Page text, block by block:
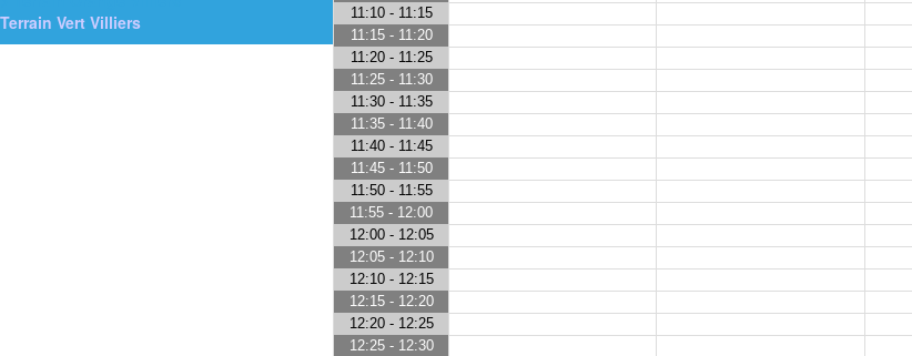
Terrain Vert Villiers
11:10 - 11:15
11:15 - 11:20
11:20 - 11:25
11:25 - 11:30
11:30 - 11:35
11:35 - 11:40
11:40 - 11:45
11:45 - 11:50
11:50 - 11:55
11:55 - 12:00
12:00 - 12:05
12:05 - 12:10
12:10 - 12:15
12:15 - 12:20
12:20 - 12:25
12:25 - 12:30